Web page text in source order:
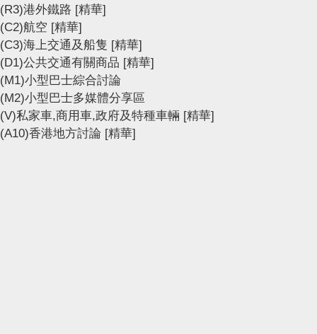
(R3)港外鐵路 [精華]
(C2)航空 [精華]
(C3)海上交通及船隻 [精華]
(D1)公共交通有關商品 [精華]
(M1)小型巴士綜合討論
(M2)小型巴士多媒體分享區
(V)私家車,商用車,政府及特種車輛 [精華]
(A10)香港地方討論 [精華]